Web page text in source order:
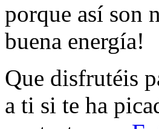
porque así son
buena energía!
Que disfrutéis
a ti si te ha